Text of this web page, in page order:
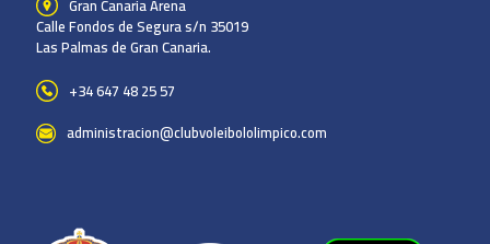
Gran Canaria Arena
Calle Fondos de Segura s/n 35019
Las Palmas de Gran Canaria.
+34 647 48 25 57
administracion@clubvoleibololimpico.com